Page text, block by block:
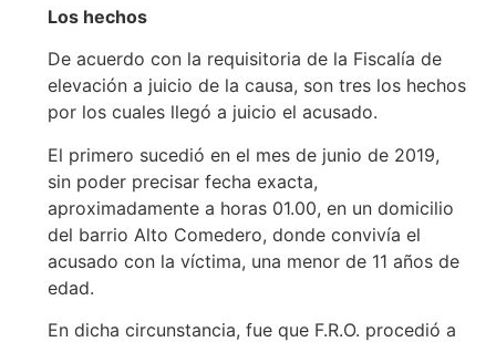
Los hechos
De acuerdo con la requisitoria de la Fiscalía de
elevación a juicio de la causa, son tres los hechos
por los cuales llegó a juicio el acusado.
El primero sucedió en el mes de junio de 2019,
sin poder precisar fecha exacta,
aproximadamente a horas 01.00, en un domicilio
del barrio Alto Comedero, donde convivía el
acusado con la víctima, una menor de 11 años de
edad.
En dicha circunstancia, fue que F.R.O. procedió a